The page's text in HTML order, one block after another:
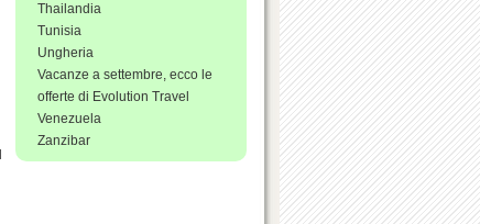
Thailandia
Tunisia
Ungheria
Vacanze a settembre, ecco le
offerte di Evolution Travel
Venezuela
Zanzibar